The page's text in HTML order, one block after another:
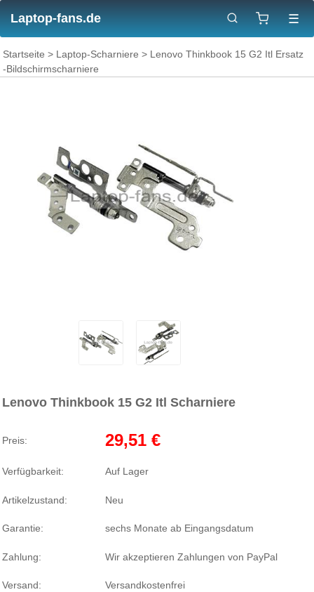
Laptop-fans.de ☰
Startseite > Laptop-Scharniere > Lenovo Thinkbook 15 G2 Itl Ersatz
-Bildschirmscharniere
Lenovo Thinkbook 15 G2 Itl Scharniere
Preis: 29,51 €
Verfügbarkeit: Auf Lager
Artikelzustand: Neu
Garantie: sechs Monate ab Eingangsdatum
Zahlung: Wir akzeptieren Zahlungen von PayPal
Versand: Versandkostenfrei